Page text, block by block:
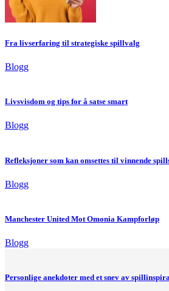
Fra livserfaring til strategiske spillvalg
Blogg
Livsvisdom og tips for å satse smart
Blogg
Refleksjoner som kan omsettes til vinnende
Blogg
Manchester United Mot Omonia Kampforløp
Blogg
Personlige anekdoter med et snev av